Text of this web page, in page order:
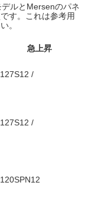
ルとMersenのパネ
す。これは参考用
。
急上昇
/
/